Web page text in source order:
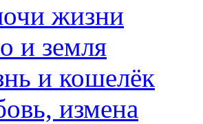
жизни
и земля
и кошелёк
измена